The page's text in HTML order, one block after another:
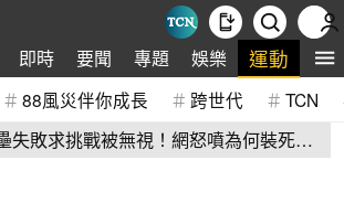
即時 要聞 專題 娛樂 運動 全
88風災伴你成長 跨世代 TCN
失敗求挑戰被無視！網怒噴為何裝死？